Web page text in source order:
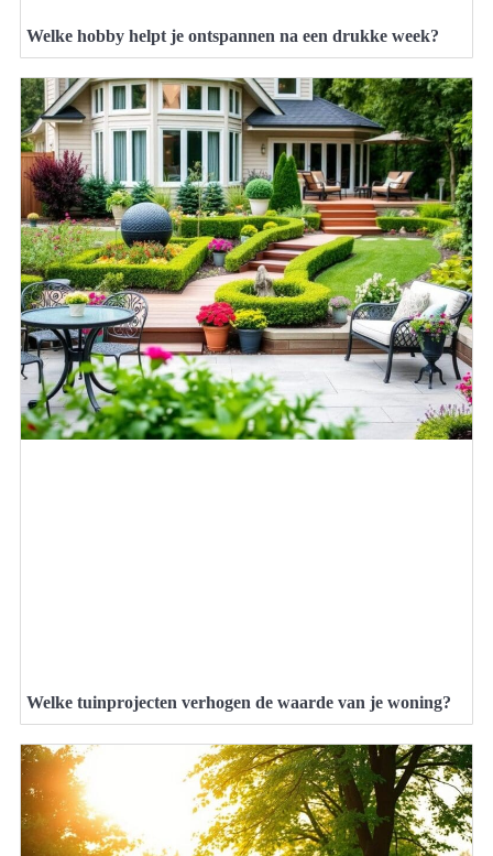
Welke hobby helpt je ontspannen na een drukke week?
Welke tuinprojecten verhogen de waarde van je woning?